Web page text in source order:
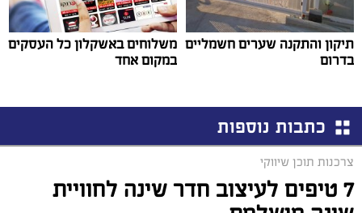
תיקון והתקנה שערים חשמליים
בדרום
משלוחים באשקלון כל העסקים
במקום אחד
כתבות נוספות
צרכנות תוכן שיווקי
7 טיפים לעיצוב חדר שינה לחוויית